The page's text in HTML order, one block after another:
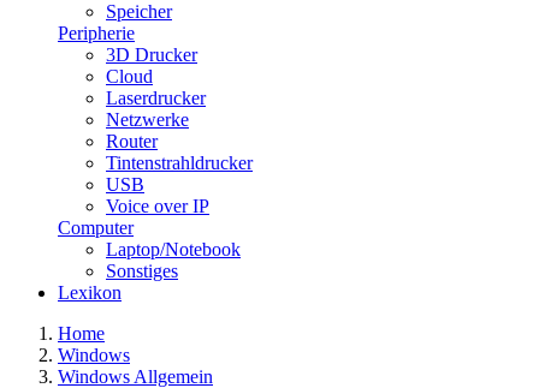
Speicher
Peripherie
3D Drucker
Cloud
Laserdrucker
Netzwerke
Router
Tintenstrahldrucker
USB
Voice over IP
Computer
Laptop/Notebook
Sonstiges
Lexikon
Home
Windows
Windows Allgemein